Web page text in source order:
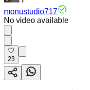
monustudio717
No video available
23